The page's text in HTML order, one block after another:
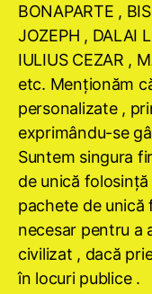
BONAPARTE ,
JOZEPH , DALAI
IULIUS CEZAR ,
etc. Menţionăm
personalizate ,
exprimându-se
Suntem singura
de unică folosinţă
pachete de
necesar pentru a
civilizat , dacă
în locuri publice .